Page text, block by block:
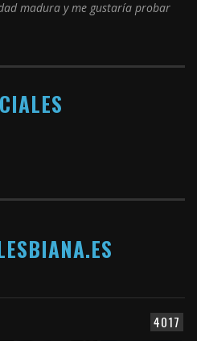
madura y me gustaría probar
4017